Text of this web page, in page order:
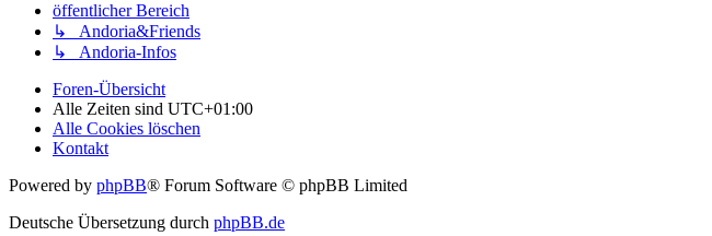
öffentlicher Bereich
↳ Andoria&Friends
↳ Andoria-Infos
Foren-Übersicht
Alle Zeiten sind UTC+01:00
Alle Cookies löschen
Kontakt
Powered by phpBB® Forum Software © phpBB Limited
Deutsche Übersetzung durch phpBB.de